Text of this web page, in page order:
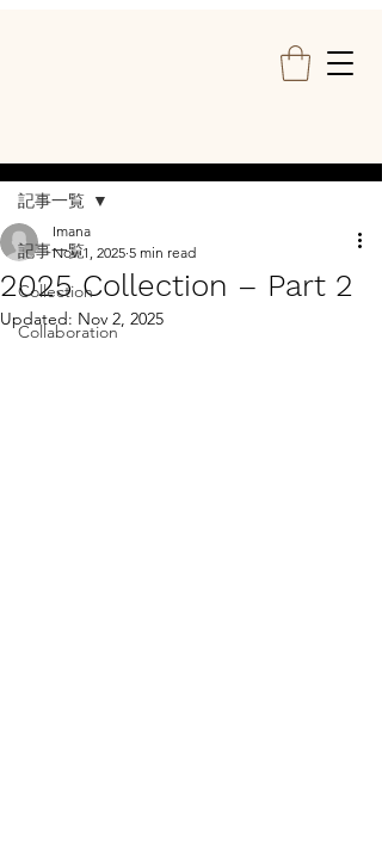
記事一覧
Collection
Collaboration
記事一覧
2025 Collection – Part 2
Imana
Nov 1, 2025 5 min read
Updated: Nov 2, 2025